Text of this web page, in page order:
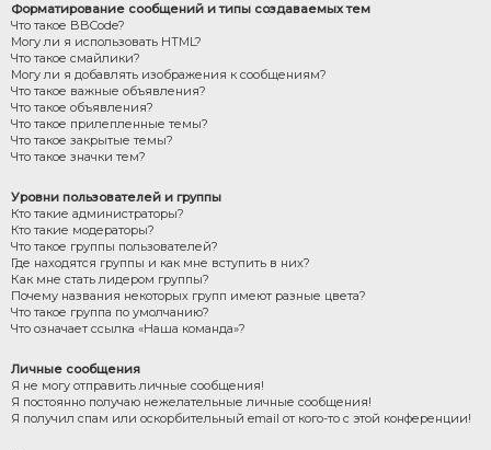
Форматирование сообщений и типы создаваемых тем
Что такое BBCode?
Могу ли я использовать HTML?
Что такое смайлики?
Могу ли я добавлять изображения к сообщениям?
Что такое важные объявления?
Что такое объявления?
Что такое прилепленные темы?
Что такое закрытые темы?
Что такое значки тем?
Уровни пользователей и группы
Кто такие администраторы?
Кто такие модераторы?
Что такое группы пользователей?
Где находятся группы и как мне вступить в них?
Как мне стать лидером группы?
Почему названия некоторых групп имеют разные цвета?
Что такое группа по умолчанию?
Что означает ссылка «Наша команда»?
Личные сообщения
Я не могу отправить личные сообщения!
Я постоянно получаю нежелательные личные сообщения!
Я получил спам или оскорбительный email от кого-то с этой конференции!